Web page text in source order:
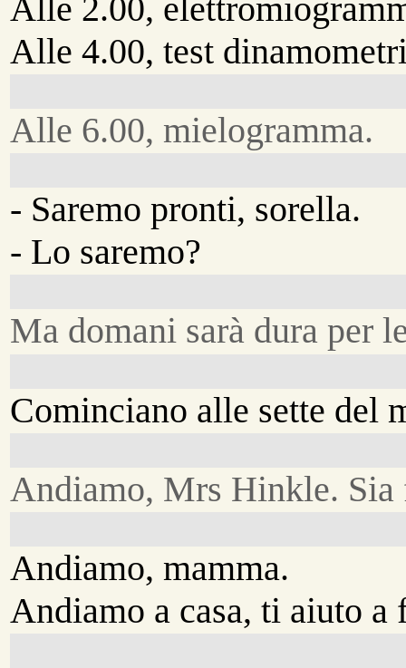
Alle 2.00,
Alle 4.00, test
Alle 6.00, mielogramma.
- Saremo pronti, sorella.
- Lo saremo?
Ma domani sarà dura per
Cominciano alle sette del
Andiamo, Mrs Hinkle. Sia
Andiamo, mamma.
Andiamo a casa, ti aiuto a